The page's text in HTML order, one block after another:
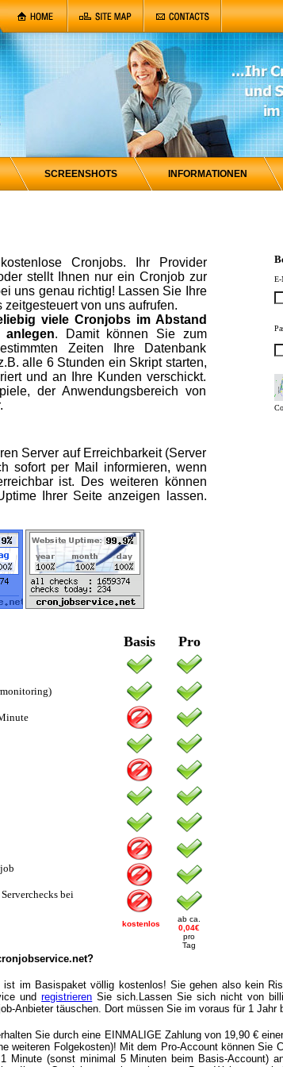
SCREENSHOTS INFORMATIONEN
Cronjobs. Ihr Provider
stellt Ihnen nur ein Cronjob zur
uns genau richtig! Lassen Sie Ihre
von uns aufrufen.
viele Cronjobs im Abstand
. Damit können Sie zum
Zeiten Ihre Datenbank
alle 6 Stunden ein Skript starten,
und an Ihre Kunden verschickt.
der Anwendungsbereich von
Server auf Erreichbarkeit (Server
sofort per Mail informieren, wenn
ist. Des weiteren können
Ihrer Seite anzeigen lassen.
Basis Pro
bei
kostenlos
ab ca.
0,04€
pro
Tag
E-
ist im Basispaket völlig kostenlos! Sie gehen also kein
undregistrieren Sie sich.Lassen Sie sich nicht von
Anbieter täuschen. Dort müssen Sie im voraus für 1 Jahr
Sie durch eine EINMALIGE Zahlung von 19,90 €
weiteren Folgekosten)! Mit dem Pro-Account können Sie
Minute (sonst minimal 5 Minuten beim Basis-Account)